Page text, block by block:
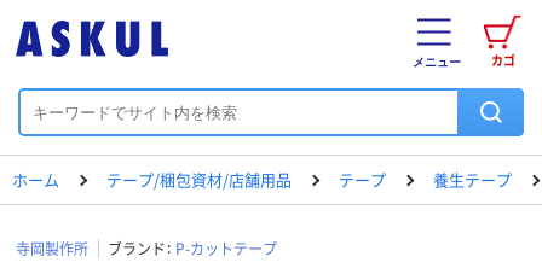
カゴ
メニュー
ホーム テープ/梱包資材/店舗用品 テープ 養生テープ
寺岡製作所 ブランド： P-カットテープ